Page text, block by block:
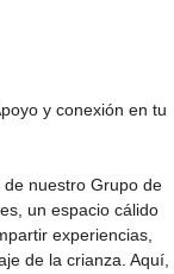
y conexión en tu
nuestro Grupo de
un espacio cálido
experiencias,
de la crianza. Aquí,